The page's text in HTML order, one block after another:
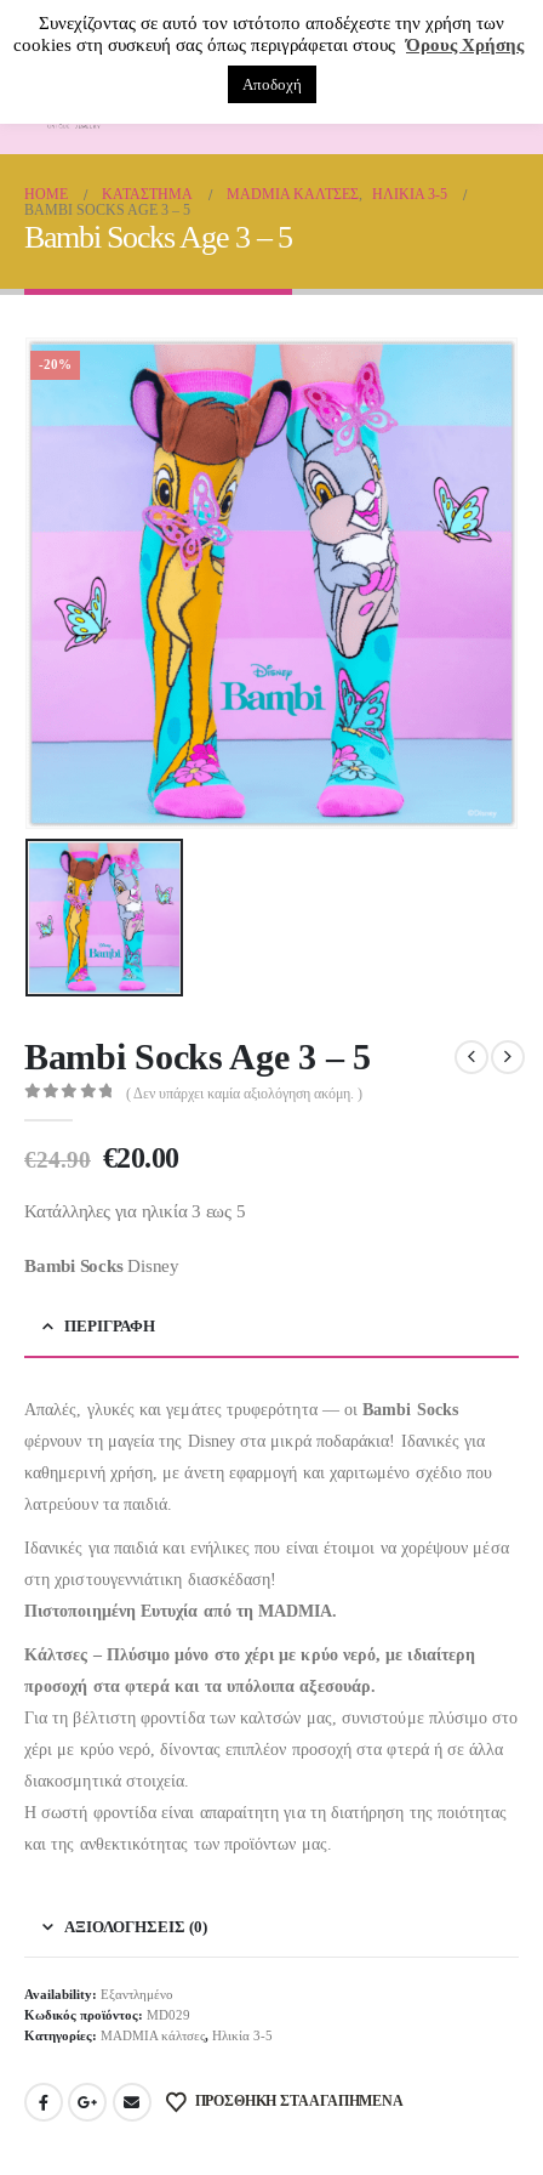
HOME ΚΑΤΆΣΤΗΜΑ MADMIA ΚΆΛΤΣΕΣ,
ΗΛΙΚΊΑ 3-5
BAMBI SOCKS AGE 3 – 5
Bambi Socks Age 3 – 5
-20%
Bambi Socks Age 3 – 5
( Δεν υπάρχει καμία αξιολόγηση ακόμη. )
€24.90 Original
was:
€20.00Η
τιμή
€20.00.
Κατάλληλες για ηλικία 3 εως 5
Bambi SocksDisney
ΠΕΡΙΓΡΑΦΉ
Απαλές, γλυκές και γεμάτες τρυφερότητα — οιBambi Socks
φέρνουν τη μαγεία της Disney στα μικρά ποδαράκια! Ιδανικές για
καθημερινή χρήση, με άνετη εφαρμογή και χαριτωμένο σχέδιο που
λατρεύουν τα παιδιά.
Ιδανικές για παιδιά και ενήλικες που είναι έτοιμοι να χορέψουν μέσα
στη χριστουγεννιάτικη διασκέδαση!
Πιστοποιημένη Ευτυχία από τη MADMIA.
Κάλτσες – Πλύσιμο μόνο στο χέρι με κρύο νερό, με ιδιαίτερη
προσοχή στα φτερά και τα υπόλοιπα αξεσουάρ.
Για τη βέλτιστη φροντίδα των καλτσών μας, συνιστούμε πλύσιμο στο
χέρι με κρύο νερό, δίνοντας επιπλέον προσοχή στα φτερά ή σε άλλα
διακοσμητικά στοιχεία.
Η σωστή φροντίδα είναι απαραίτητη για τη διατήρηση της ποιότητας
και της ανθεκτικότητας των προϊόντων μας.
ΑΞΙΟΛΟΓΉΣΕΙΣ (0)
Availability: Εξαντλημένο
Κωδικός προϊόντος: MD029
Κατηγορίες: MADMIA κάλτσες, Ηλικία 3-5
ΠΡΟΣΘΉΚΗ ΣΤΑ ΑΓΑΠΗΜΈΝΑ
Συνεχίζοντας σε αυτό τον ιστότοπο αποδέχεστε την χρήση των
cookies στη συσκευή σας όπως περιγράφεται στους Όρους Χρήσης
Αποδοχή